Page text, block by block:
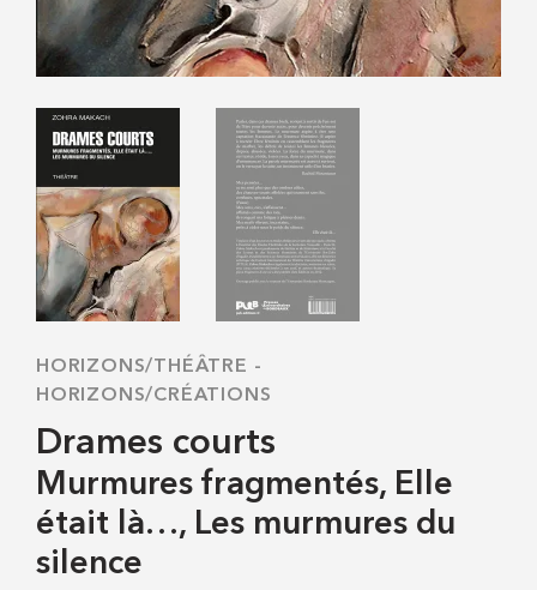
HORIZONS/THÉÂTRE -
HORIZONS/CRÉATIONS
Drames courts
Murmures fragmentés, Elle
était là…, Les murmures du
silence